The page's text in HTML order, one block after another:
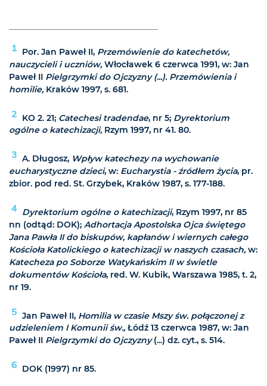
1 Por. Jan Paweł II, Przemówienie do katechetów,
nauczycieli i uczniów,Włocławek 6 czerwca 1991, w: Jan
Paweł II Pielgrzymki do Ojczyzny (...). Przemówienia i
homilie,Kraków 1997, s. 681.
2 KO 2. 21; Catechesi tradendae, nr 5; Dyrektorium
ogólne o katechizacji,Rzym 1997, nr 41. 80.
3 A. Długosz, Wpływ katechezy na wychowanie
eucharystyczne dzieci, w: Eucharystia - źródłem życia, pr.
zbior. pod red. St. Grzybek, Kraków 1987, s. 177-188.
4 Dyrektorium ogólne o katechizacji, Rzym 1997, nr 85
nn (odtąd: DOK); Adhortacja Apostolska Ojca świętego
Jana Pawła II do biskupów, kapłanów i wiernych całego
Kościoła Katolickiego o katechizacji w naszych czasach,w:
Katecheza po Soborze Watykańskim II w świetle
dokumentów Kościoła, red. W. Kubik, Warszawa 1985, t. 2,
nr 19.
5 Jan Paweł II, Homilia w czasie Mszy św. połączonej z
udzieleniem I Komunii św.,Łódź 13 czerwca 1987, w: Jan
Paweł II Pielgrzymki do Ojczyzny(...) dz. cyt., s. 514.
6 DOK (1997) nr 85.